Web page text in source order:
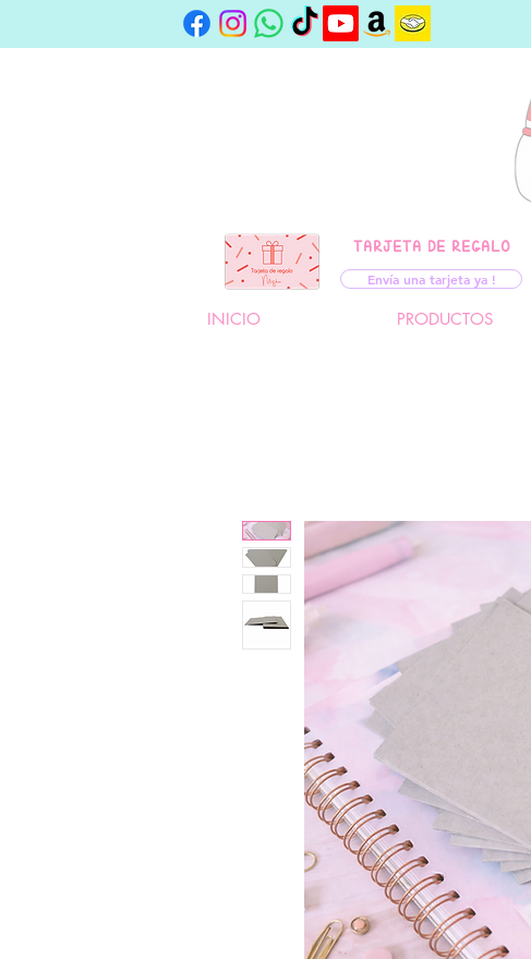
TARJETA DE REGALO
Envía una tarjeta ya !
INICIO PRODUCTOS